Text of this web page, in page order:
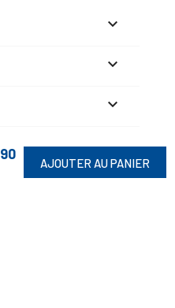
90
AJOUTER AU PANIER


